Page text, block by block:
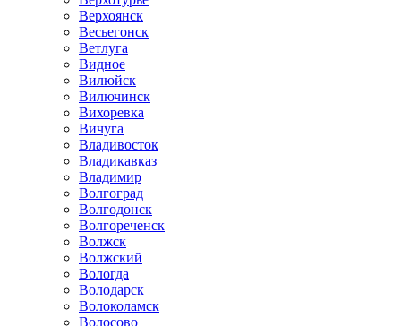
Верхоянск
Весьегонск
Ветлуга
Видное
Вилюйск
Вилючинск
Вихоревка
Вичуга
Владивосток
Владикавказ
Владимир
Волгоград
Волгодонск
Волгореченск
Волжск
Волжский
Вологда
Володарск
Волоколамск
Волосово